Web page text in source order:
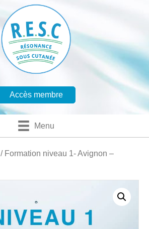
Accès membre
Menu
/ Formation niveau 1- Avignon –